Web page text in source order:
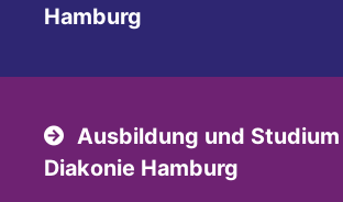
Ausbildung und
Diakonie Hamburg
Hamburg